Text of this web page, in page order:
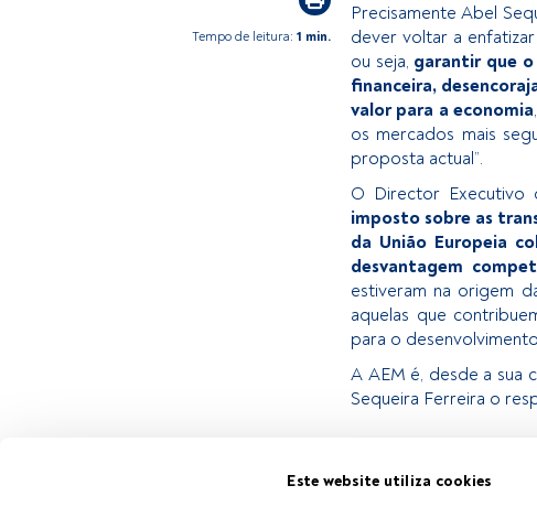
Este website utiliza cookies
Tempo de leitura: 1 min.
Precisamente Abel
dever voltar a enfatizar
ou seja, garantir que
financeira,
valor para a economia
os mercados mais
proposta actual”.
O Director Executivo
imposto sobre as
da União Europeia
desvantagem
estiveram na origem
aquelas que
para o
A AEM é, desde a sua
Sequeira Ferreira o
Este é um artigo